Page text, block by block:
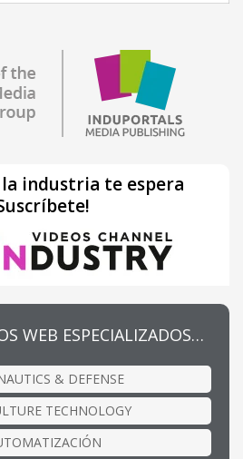
industria te espera
WEB ESPECIALIZADOS…
& DEFENSE
TECHNOLOGY